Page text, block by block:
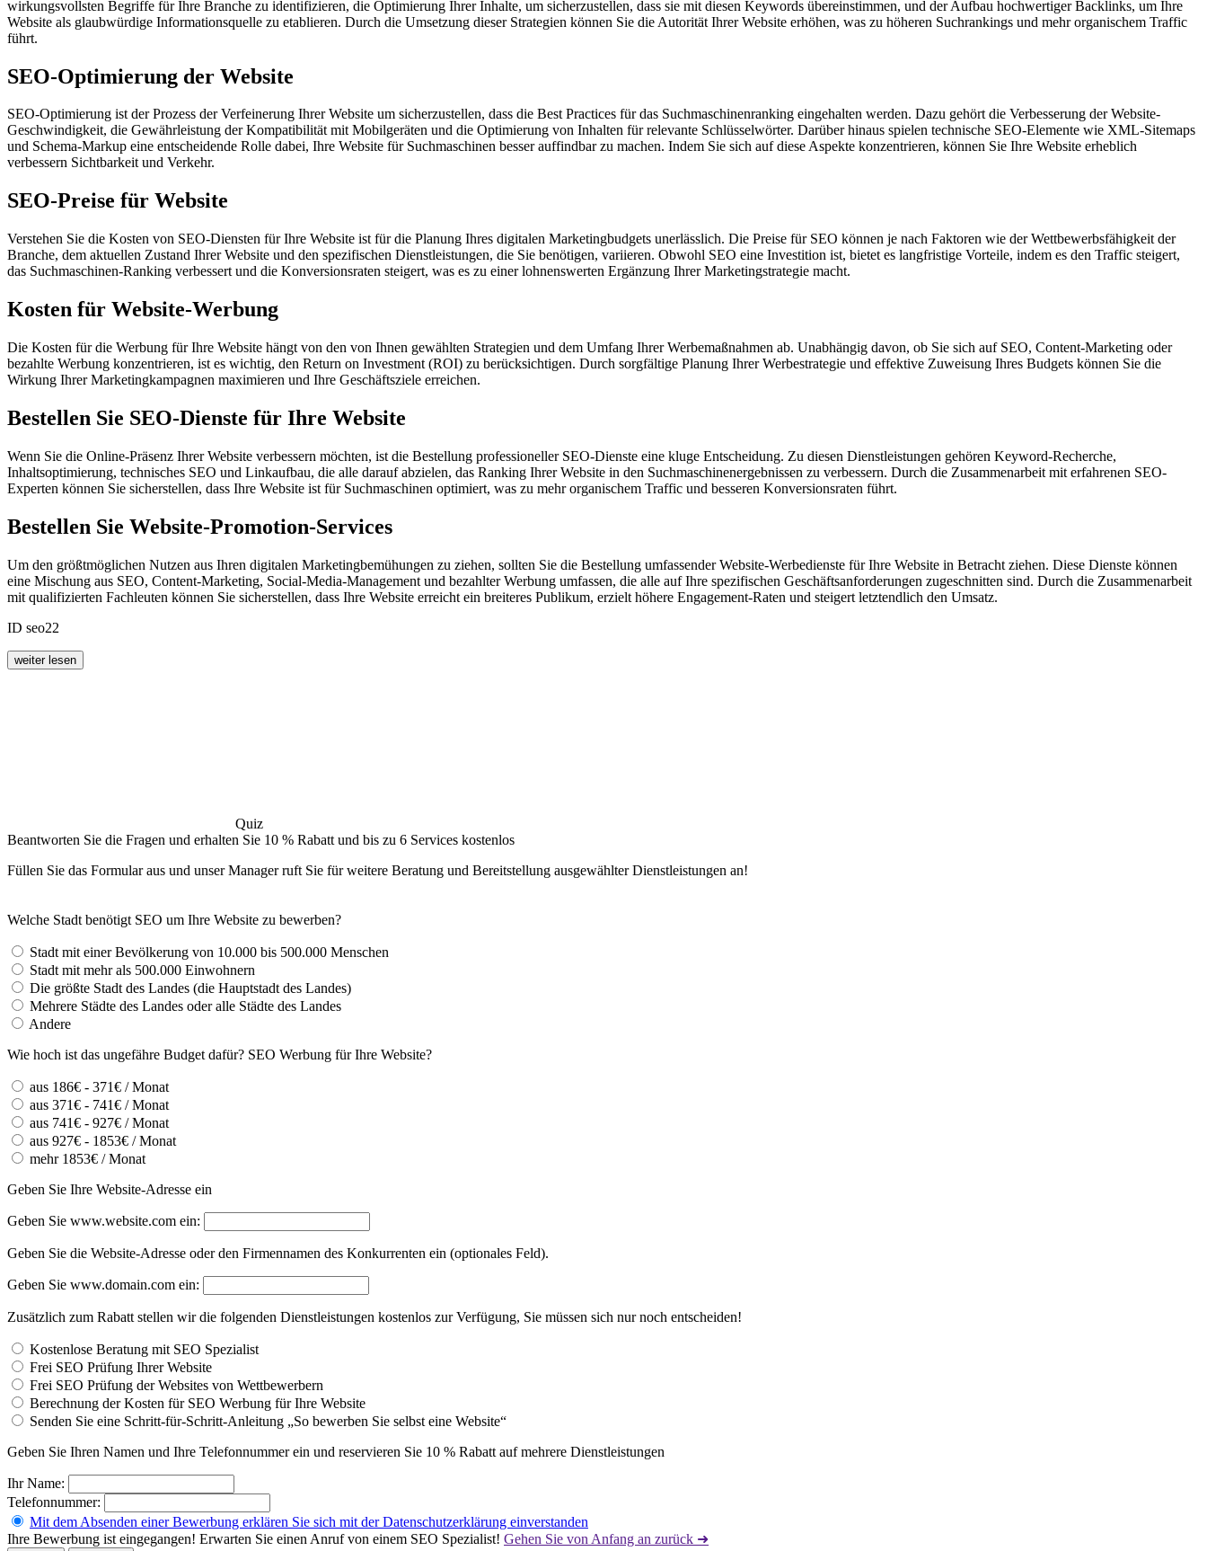
wirkungsvollsten Begriffe für Ihre Branche zu identifizieren, die Optimierung Ihrer Inhalte, um sicherzustellen, dass sie mit diesen Keywords übereinstimmen, und der Aufbau hochwertiger Backlinks, um Ihre
Website als glaubwürdige Informationsquelle zu etablieren. Durch die Umsetzung dieser Strategien können Sie die Autorität Ihrer Website erhöhen, was zu höheren Suchrankings und mehr organischem Traffic
führt.
SEO-Optimierung der Website
SEO-Optimierung ist der Prozess der Verfeinerung Ihrer Website um sicherzustellen, dass die Best Practices für das Suchmaschinenranking eingehalten werden. Dazu gehört die Verbesserung der Website-
Geschwindigkeit, die Gewährleistung der Kompatibilität mit Mobilgeräten und die Optimierung von Inhalten für relevante Schlüsselwörter. Darüber hinaus spielen technische SEO-Elemente wie XML-Sitemaps
und Schema-Markup eine entscheidende Rolle dabei, Ihre Website für Suchmaschinen besser auffindbar zu machen. Indem Sie sich auf diese Aspekte konzentrieren, können Sie Ihre Website erheblich
verbessern Sichtbarkeit und Verkehr.
SEO-Preise für Website
Verstehen Sie die Kosten von SEO-Diensten für Ihre Website ist für die Planung Ihres digitalen Marketingbudgets unerlässlich. Die Preise für SEO können je nach Faktoren wie der Wettbewerbsfähigkeit der
Branche, dem aktuellen Zustand Ihrer Website und den spezifischen Dienstleistungen, die Sie benötigen, variieren. Obwohl SEO eine Investition ist, bietet es langfristige Vorteile, indem es den Traffic steigert,
das Suchmaschinen-Ranking verbessert und die Konversionsraten steigert, was es zu einer lohnenswerten Ergänzung Ihrer Marketingstrategie macht.
Kosten für Website-Werbung
Die Kosten für die Werbung für Ihre Website hängt von den von Ihnen gewählten Strategien und dem Umfang Ihrer Werbemaßnahmen ab. Unabhängig davon, ob Sie sich auf SEO, Content-Marketing oder
bezahlte Werbung konzentrieren, ist es wichtig, den Return on Investment (ROI) zu berücksichtigen. Durch sorgfältige Planung Ihrer Werbestrategie und effektive Zuweisung Ihres Budgets können Sie die
Wirkung Ihrer Marketingkampagnen maximieren und Ihre Geschäftsziele erreichen.
Bestellen Sie SEO-Dienste für Ihre Website
Wenn Sie die Online-Präsenz Ihrer Website verbessern möchten, ist die Bestellung professioneller SEO-Dienste eine kluge Entscheidung. Zu diesen Dienstleistungen gehören Keyword-Recherche,
Inhaltsoptimierung, technisches SEO und Linkaufbau, die alle darauf abzielen, das Ranking Ihrer Website in den Suchmaschinenergebnissen zu verbessern. Durch die Zusammenarbeit mit erfahrenen SEO-
Experten können Sie sicherstellen, dass Ihre Website ist für Suchmaschinen optimiert, was zu mehr organischem Traffic und besseren Konversionsraten führt.
Bestellen Sie Website-Promotion-Services
Um den größtmöglichen Nutzen aus Ihren digitalen Marketingbemühungen zu ziehen, sollten Sie die Bestellung umfassender Website-Werbedienste für Ihre Website in Betracht ziehen. Diese Dienste können
eine Mischung aus SEO, Content-Marketing, Social-Media-Management und bezahlter Werbung umfassen, die alle auf Ihre spezifischen Geschäftsanforderungen zugeschnitten sind. Durch die Zusammenarbeit
mit qualifizierten Fachleuten können Sie sicherstellen, dass Ihre Website erreicht ein breiteres Publikum, erzielt höhere Engagement-Raten und steigert letztendlich den Umsatz.
ID seo22
weiter lesen
Quiz
Beantworten Sie die Fragen und erhalten Sie 10 % Rabatt und bis zu 6 Services kostenlos
Füllen Sie das Formular aus und unser Manager ruft Sie für weitere Beratung und Bereitstellung ausgewählter Dienstleistungen an!
Welche Stadt benötigt SEO um Ihre Website zu bewerben?
Stadt mit einer Bevölkerung von 10.000 bis 500.000 Menschen
Stadt mit mehr als 500.000 Einwohnern
Die größte Stadt des Landes (die Hauptstadt des Landes)
Mehrere Städte des Landes oder alle Städte des Landes
Andere
Wie hoch ist das ungefähre Budget dafür? SEO Werbung für Ihre Website?
aus 186€ - 371€ / Monat
aus 371€ - 741€ / Monat
aus 741€ - 927€ / Monat
aus 927€ - 1853€ / Monat
mehr 1853€ / Monat
Geben Sie Ihre Website-Adresse ein
Geben Sie www.website.com ein:
Geben Sie die Website-Adresse oder den Firmennamen des Konkurrenten ein (optionales Feld).
Geben Sie www.domain.com ein:
Zusätzlich zum Rabatt stellen wir die folgenden Dienstleistungen kostenlos zur Verfügung, Sie müssen sich nur noch entscheiden!
Kostenlose Beratung mit SEO Spezialist
Frei SEO Prüfung Ihrer Website
Frei SEO Prüfung der Websites von Wettbewerbern
Berechnung der Kosten für SEO Werbung für Ihre Website
Senden Sie eine Schritt-für-Schritt-Anleitung „So bewerben Sie selbst eine Website“
Geben Sie Ihren Namen und Ihre Telefonnummer ein und reservieren Sie 10 % Rabatt auf mehrere Dienstleistungen
Ihr Name:
Telefonnummer:
Mit dem Absenden einer Bewerbung erklären Sie sich mit der Datenschutzerklärung einverstanden
Ihre Bewerbung ist eingegangen! Erwarten Sie einen Anruf von einem SEO Spezialist! Gehen Sie von Anfang an zurück ➜